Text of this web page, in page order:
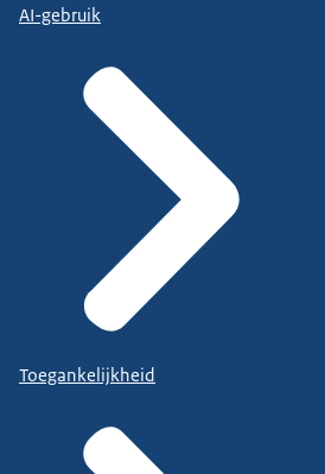
AI-gebruik
Toegankelijkheid